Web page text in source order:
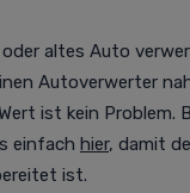
altes Auto
Autoverwerter
ist kein Problem.
einfach hier, damit
ist.